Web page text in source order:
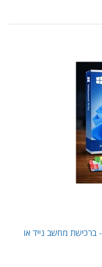
התקנת מערכת הפעלה Windows 11 Pro - ברכישת מחשב נייד או